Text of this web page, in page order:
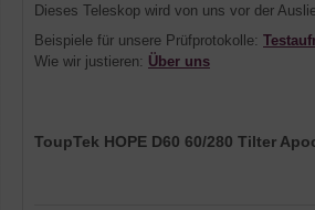
Dieses Teleskop wird von uns vor der
Beispiele für unsere Prüfprotokolle:
Wie wir justieren: Über uns
ToupTek HOPE D60 60/280 Tilter